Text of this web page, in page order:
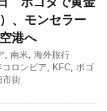
、モンセラー
港へ
, 南米, 海外旅行
コロンビア, KFC, ボゴ
市街